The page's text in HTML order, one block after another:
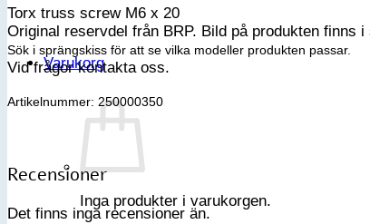
Varukorg
Inga produkter i varukorgen.
Torx truss screw M6 x 20
Original reservdel från BRP. Bild på produkten finns
Sök i sprängskiss för att se vilka modeller produkten passar.
Vid frågor kontakta oss.
Artikelnummer: 250000350
Recensioner
Det finns inga recensioner än.